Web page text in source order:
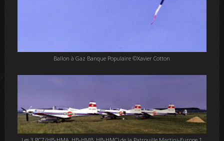
Ballon à Gaz Banque Populaire ©Xavier Cotton